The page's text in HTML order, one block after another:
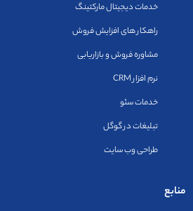
خدمات دیجیتال مارکتینگ
راهکار های افزایش فروش
مشاوره فروش و بازاریابی
نرم افزار CRM
خدمات سئو
تبلیغات در گوگل
طراحی وب سایت
منابع